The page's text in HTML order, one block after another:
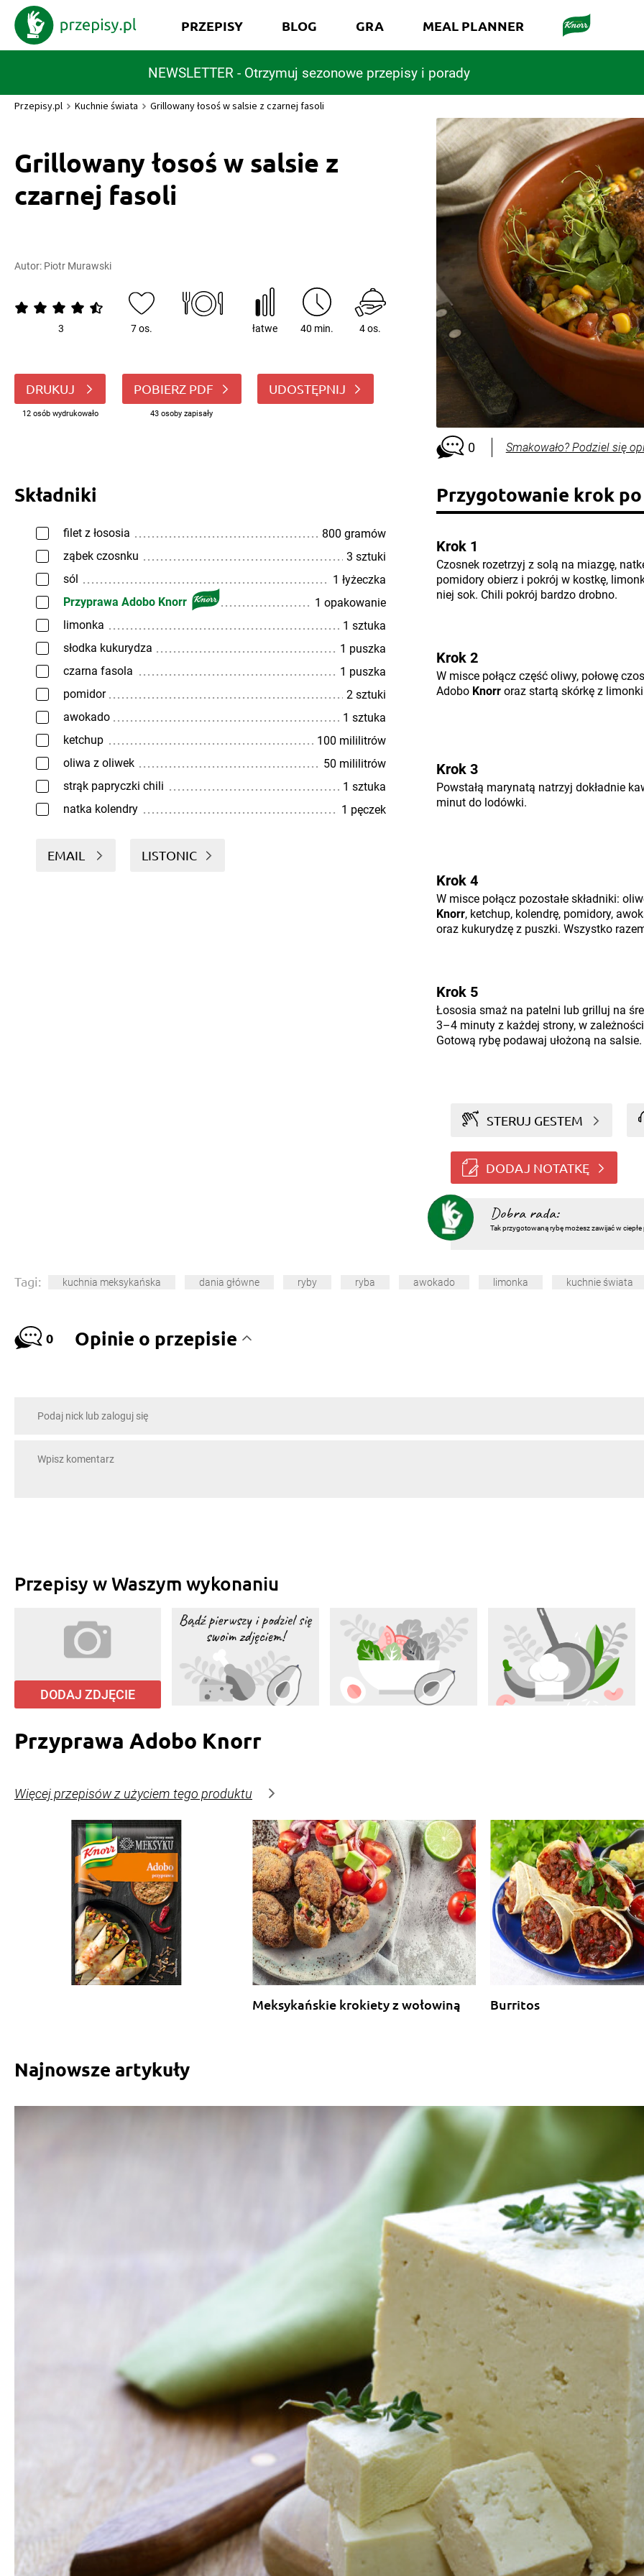
NEWSLETTER - Otrzymuj sezonowe przepisy i porady
PRZEPISY BLOG GRA MEAL PLANNER
Przepisy.pl Kuchnie świata Grillowany łosoś w salsie z czarnej fasoli
Grillowany łosoś w salsie z
czarnej fasoli
Autor: Piotr Murawski
3 7 os. łatwe 40 min. 4 os.
DRUKUJ
12 osób wydrukowało
POBIERZ PDF
43 osoby zapisały
UDOSTĘPNIJ
0 Smakowało? Podziel się
Składniki
filet z łososia
800 gramów
ząbek czosnku
3 sztuki
sól
1 łyżeczka
Przyprawa Adobo Knorr
1 opakowanie
limonka
1 sztuka
słodka kukurydza
1 puszka
czarna fasola
1 puszka
pomidor
2 sztuki
awokado
1 sztuka
ketchup
100 mililitrów
oliwa z oliwek
50 mililitrów
strąk papryczki chili
1 sztuka
natka kolendry
1 pęczek
EMAIL LISTONIC
Przygotowanie krok
Krok 1
Czosnek rozetrzyj z solą na miazgę,
pomidory obierz i pokrój w kostkę,
niej sok. Chili pokrój bardzo drobno.
Krok 2
W misce połącz część oliwy, połowę
Adobo Knorroraz startą skórkę z
Krok 3
Powstałą marynatą natrzyj dokładnie
minut do lodówki.
Krok 4
W misce połącz pozostałe składniki:
Knorr, ketchup, kolendrę, pomidory,
oraz kukurydzę z puszki. Wszystko
Krok 5
Łososia smaż na patelni lub grilluj na
3–4 minuty z każdej strony, w
Gotową rybę podawaj ułożoną na salsie.
STERUJ GESTEM
DODAJ NOTATKĘ
Dobra rada:
Tak przygotowaną rybę możesz zawijać w
Tagi: kuchnia meksykańska dania główne ryby ryba awokado limonka kuchnie świata
0 Opinie o przepisie
Przepisy w Waszym wykonaniu
DODAJ ZDJĘCIE
Przyprawa Adobo Knorr
Więcej przepisów z użyciem tego produktu
Meksykańskie krokiety z wołowiną Burritos
Najnowsze artykuły